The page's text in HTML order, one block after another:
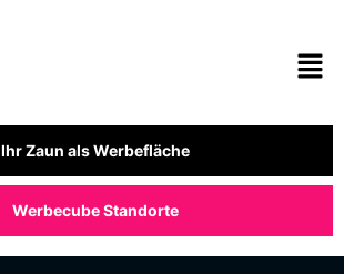
Ihr Zaun als Werbefläche
Werbecube Standorte